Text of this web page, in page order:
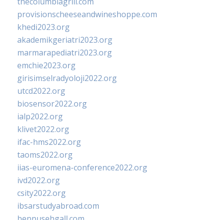
provisionscheeseandwineshoppe.com
khedi2023.org
akademikgeriatri2023.org
marmarapediatri2023.org
emchie2023.org
girisimselradyoloji2022.org
utcd2022.org
biosensor2022.org
ialp2022.org
klivet2022.org
ifac-hms2022.org
taoms2022.org
iias-euromena-conference2022.org
ivd2022.org
csity2022.org
ibsarstudyabroad.com